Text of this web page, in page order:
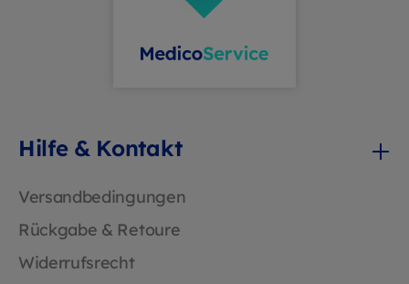
Hilfe & Kontakt
Versandbedingungen
Rückgabe & Retoure
Widerrufsrecht